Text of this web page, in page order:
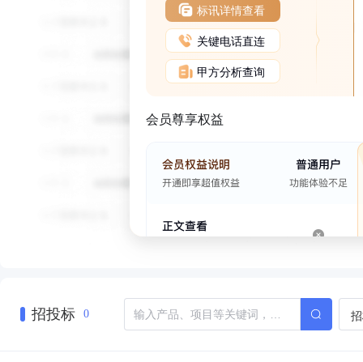
标讯详情查看
关键电话直连
甲方分析查询
会员尊享权益
招投标 0